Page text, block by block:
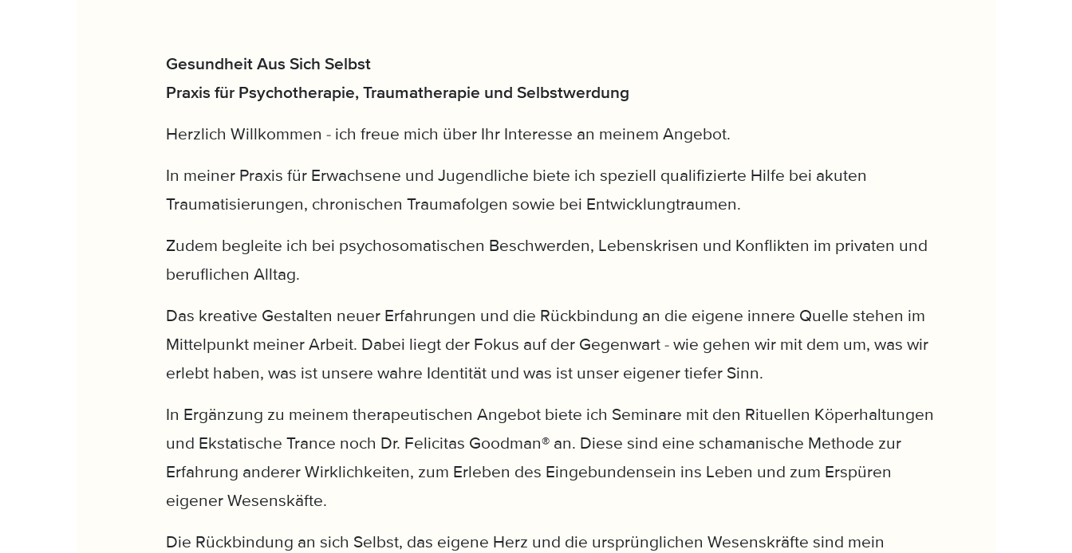
Gesundheit Aus Sich Selbst
Praxis für Psychotherapie, Traumatherapie und Selbstwerdung
Herzlich Willkommen - ich freue mich über Ihr Interesse an meinem Angebot.
In meiner Praxis für Erwachsene und Jugendliche biete ich speziell qualifizierte Hilfe bei akuten
Traumatisierungen, chronischen Traumafolgen sowie bei Entwicklungtraumen.
Zudem begleite ich bei psychosomatischen Beschwerden, Lebenskrisen und Konflikten im privaten und
beruflichen Alltag.
Das kreative Gestalten neuer Erfahrungen und die Rückbindung an die eigene innere Quelle stehen im
Mittelpunkt meiner Arbeit. Dabei liegt der Fokus auf der Gegenwart - wie gehen wir mit dem um, was wir
erlebt haben, was ist unsere wahre Identität und was ist unser eigener tiefer Sinn.
In Ergänzung zu meinem therapeutischen Angebot biete ich Seminare mit den Rituellen Köperhaltungen
und Ekstatische Trance noch Dr. Felicitas Goodman® an. Diese sind eine schamanische Methode zur
Erfahrung anderer Wirklichkeiten, zum Erleben des Eingebundensein ins Leben und zum Erspüren
eigener Wesenskäfte.
Die Rückbindung an sich Selbst, das eigene Herz und die ursprünglichen Wesenskräfte sind mein